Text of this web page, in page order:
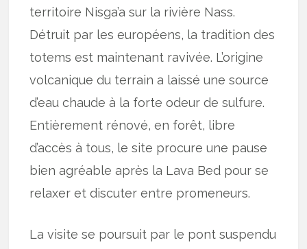
territoire Nisga’a sur la rivière Nass.
Détruit par les européens, la tradition des
totems est maintenant ravivée. L’origine
volcanique du terrain a laissé une source
d’eau chaude à la forte odeur de sulfure.
Entièrement rénové, en forêt, libre
d’accès à tous, le site procure une pause
bien agréable après la Lava Bed pour se
relaxer et discuter entre promeneurs.
La visite se poursuit par le pont suspendu